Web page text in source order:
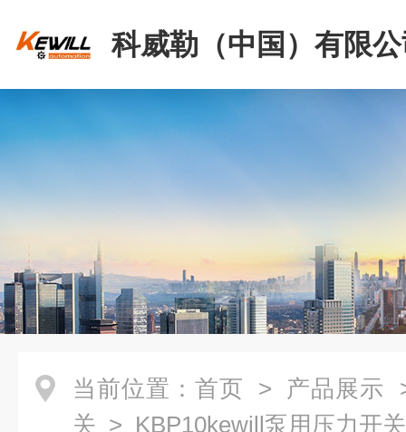
科威勒（中国）有限
当前位置： 首页 > 产品展示
关 > KBP10kewill泵用压力开关